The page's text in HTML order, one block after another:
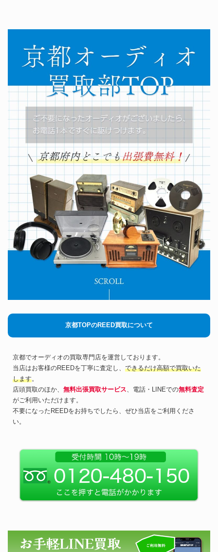
京都TOPのREED買取について
京都でオーディオの買取専門店を運営しております。
当店はお客様のREEDを丁寧に査定し、 できるだけ高額で買取いた
します。
店頭買取のほか、 無料出張買取サービス、電話・LINEでの無料査定
がご利用いただけます。
不要になったREEDをお持ちでしたら、ぜひ当店をご利用くださ
い。